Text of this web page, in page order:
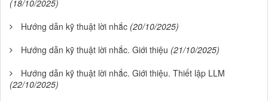
(18/10/2025)
Hướng dẫn kỹ thuật lời nhắc (20/10/2025)
Hướng dẫn kỹ thuật lời nhắc. Giới thiệu (21/10/2025)
Hướng dẫn kỹ thuật lời nhắc. Giới thiệu. Thiết lập LLM
(22/10/2025)